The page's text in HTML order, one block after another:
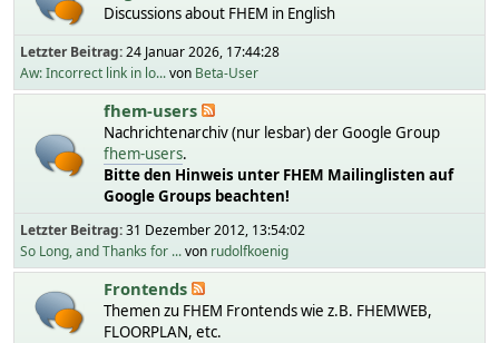
Discussions about FHEM in English
Letzter Beitrag:24 Januar 2026, 17:44:28
Aw: Incorrect link in lo...von Beta-User
fhem-users
Nachrichtenarchiv (nur lesbar) der Google Group
fhem-users.
Bitte den Hinweis unter FHEM Mailinglisten auf
Google Groups beachten!
Letzter Beitrag:31 Dezember 2012, 13:54:02
So Long, and Thanks for ...von rudolfkoenig
Frontends
Themen zu FHEM Frontends wie z.B. FHEMWEB,
FLOORPLAN, etc.